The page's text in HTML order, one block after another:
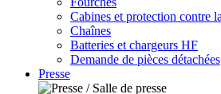
Cabines et protection contre
Chaînes
Batteries et chargeurs HF
Demande de pièces détachées
Presse